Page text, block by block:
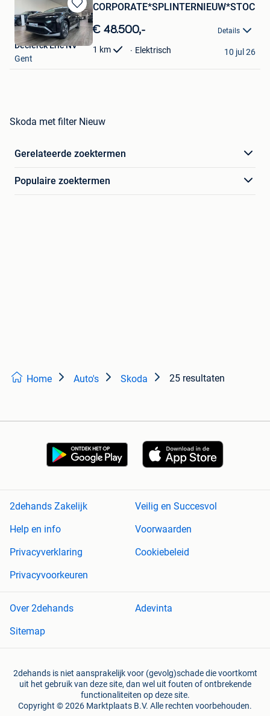
Bewaren
in
Mijn
Favorieten
€ 48.500,- Details
1 km Elektrisch
Declerck Eric NV
Gent
10 jul 26
Skoda met filter Nieuw
Gerelateerde zoektermen
Populaire zoektermen
Home Auto's Skoda 25 resultaten
2dehands Zakelijk
Veilig en Succesvol
Help en info
Voorwaarden
Privacyverklaring
Cookiebeleid
Privacyvoorkeuren
Over 2dehands
Adevinta
Sitemap
2dehands is niet aansprakelijk voor (gevolg)schade die voortkomt
uit het gebruik van deze site, dan wel uit fouten of ontbrekende
functionaliteiten op deze site.
Copyright © 2026 Marktplaats B.V. Alle rechten voorbehouden.